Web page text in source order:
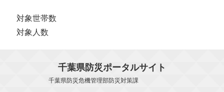
対象世帯数
対象人数
千葉県防災ポータルサイト
千葉県防災危機管理部防災対策課